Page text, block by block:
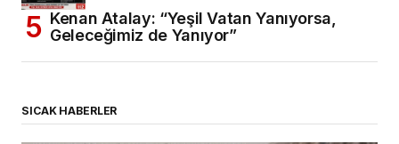
Kenan Atalay: “Yeşil Vatan Yanıyorsa,
Geleceğimiz de Yanıyor”
SICAK HABERLER